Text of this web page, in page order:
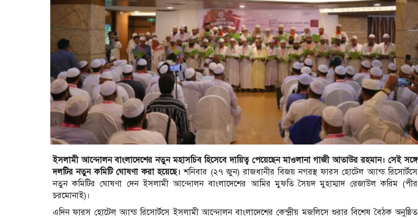
ইসলামী আন্দোলন বাংলাদেশের নতুন মহাসচিব হিসেবে দায়িত্ব পেয়েছেন মাওলানা গাজী আতাউর রহমান। সেই সঙ্গে
দলটির নতুন কমিটি ঘোষণা করা হয়েছে। শনিবার (২৭ জুন) রাজধানীর বিজয় নগরস্থ ফারস হোটেল অ্যান্ড রিসোর্টসে
নতুন কমিটির ঘোষণা দেন ইসলামী আন্দোলন বাংলাদেশের আমির মুফতি সৈয়দ মুহাম্মাদ রেজাউল করিম (পীর
চরমোনাই)।
এদিন ফারস হোটেল অ্যান্ড রিসোর্টসে ইসলামী আন্দোলন বাংলাদেশের কেন্দ্রীয় মজলিসে শুরার বিশেষ বৈঠক অনুষ্ঠিত